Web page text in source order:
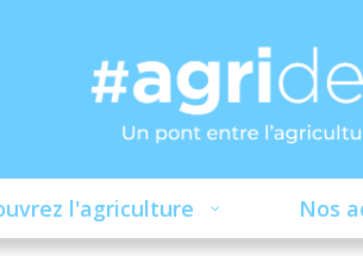
l'agriculture Nos